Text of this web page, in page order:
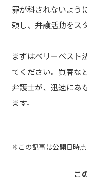
罪が科されないよう
頼し、弁護活動をス
まずはベリーベスト
てください。買春な
弁護士が、迅速にあ
ます。
この記事は公開日時
こ